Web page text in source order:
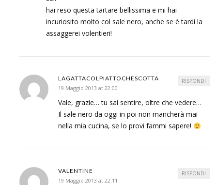
hai reso questa tartare bellissima e mi hai
incuriosito molto col sale nero, anche se è tardi la
assaggerei volentieri!
LAGATTACOLPIATTOCHESCOTTA
19 Maggio 2013 at 22:00
Vale, grazie… tu sai sentire, oltre che vedere…
Il sale nero da oggi in poi non mancherà mai
nella mia cucina, se lo provi fammi sapere!
RISPONDI
VALENTINE
19 Maggio 2013 at 22:11
RISPONDI